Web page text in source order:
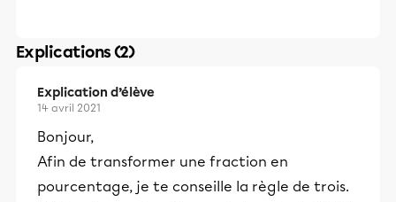
Explications (2)
Explication d’élève
14 avril 2021
Bonjour,
Afin de transformer une fraction en
pourcentage, je te conseille la règle de trois.